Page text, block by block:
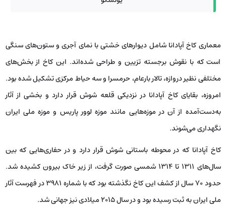
معماری کاخ آپادانا شامل دیوارهای خشتی با نمای آجری و ستون‌های سنگی
است که با نقوش برجسته تزیین و طراحی شده‌اند. این کاخ از بخش‌های
مختلفی نظیر دروازه، تالار بارعام، حرمسرا و سه حیاط مرکزی تشکیل شده بود.
امروزه، بقایای کاخ آپادانا در نزدیکی قلعه شوش قرار دارد و بخشی از آثار
به‌دست‌آمده از آن در موزه‌هایی مانند موزه لوور پاریس و موزه ملی ایران
نگهداری می‌شوند.
کاخ آپادانا که در محوطه باستانی شوش قرار دارد و در حفاری‌هایی که بین
سال‌های 1311 تا 1314 شمسی صورت گرفت، از زیر خاک بیرون کشیده شد.
حدود 70 سال از کشف این کاخ نگذشته بود که با شماره 3981 در فهرست آثار
ملی ایران به ثبت رسیده بود و در سال 2015 میلادی نیز جهانی شد.